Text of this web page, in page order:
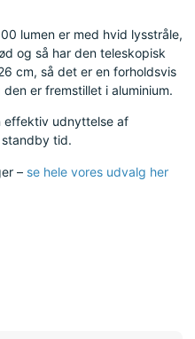
lumen er med hvid lysstråle,
og så har den teleskopisk
cm, så det er en forholdsvis
er fremstillet i aluminium.
effektiv udnyttelse af
tid.
– se hele vores udvalg her